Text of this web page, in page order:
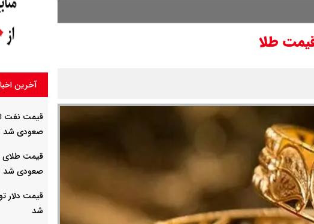
آخرین
صعودی شد
صعودی شد
شد